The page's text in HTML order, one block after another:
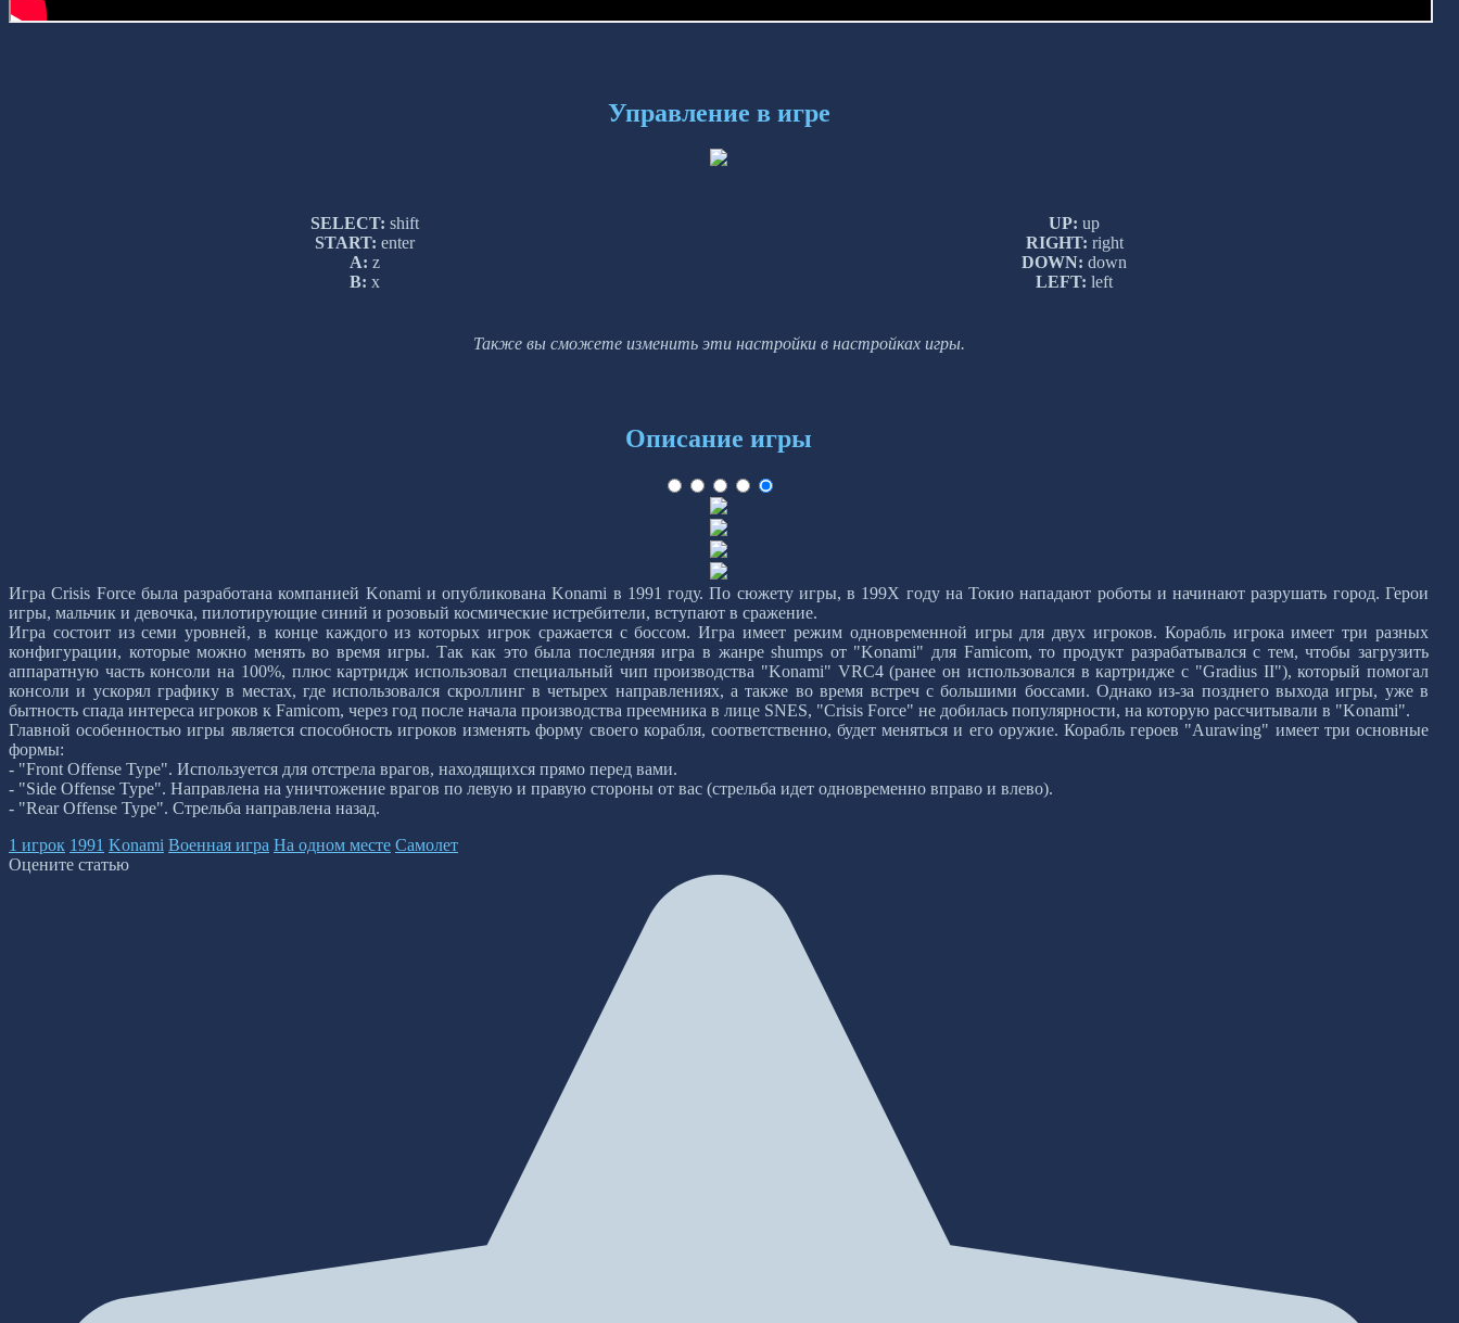
Управление в игре
SELECT: shift
START: enter
A: z
B: x
UP: up
RIGHT: right
DOWN: down
LEFT: left
Также вы сможете изменить эти настройки в настройках игры.
Описание игры
Игра Crisis Force была разработана компанией Konami и опубликована Konami в 1991 году. По сюжету игры, в 199X году на Токио нападают роботы и начинают разрушать город. Герои
игры, мальчик и девочка, пилотирующие синий и розовый космические истребители, вступают в сражение.
Игра состоит из семи уровней, в конце каждого из которых игрок сражается с боссом. Игра имеет режим одновременной игры для двух игроков. Корабль игрока имеет три разных
конфигурации, которые можно менять во время игры. Так как это была последняя игра в жанре shumps от "Konami" для Famicom, то продукт разрабатывался с тем, чтобы загрузить
аппаратную часть консоли на 100%, плюс картридж использовал специальный чип производства "Konami" VRC4 (ранее он использовался в картридже с "Gradius II"), который помогал
консоли и ускорял графику в местах, где использовался скроллинг в четырех направлениях, а также во время встреч с большими боссами. Однако из-за позднего выхода игры, уже в
бытность спада интереса игроков к Famicom, через год после начала производства преемника в лице SNES, "Crisis Force" не добилась популярности, на которую рассчитывали в "Konami".
Главной особенностью игры является способность игроков изменять форму своего корабля, соответственно, будет меняться и его оружие. Корабль героев "Aurawing" имеет три основные
формы:
- "Front Offense Type". Используется для отстрела врагов, находящихся прямо перед вами.
- "Side Offense Type". Направлена на уничтожение врагов по левую и правую стороны от вас (стрельба идет одновременно вправо и влево).
- "Rear Offense Type". Стрельба направлена назад.
1 игрок 1991 Konami Военная игра На одном месте Самолет
Оцените статью